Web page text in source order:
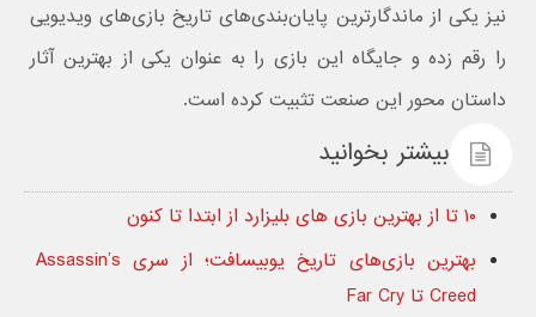
نیز یکی از ماندگارترین پایان‌بندی‌های تاریخ بازی‌های ویدیویی
را رقم زده و جایگاه این بازی را به‌ عنوان یکی از بهترین آثار
داستان‌ محور این صنعت تثبیت کرده است.
بیشتر بخوانید
۱۰ تا از بهترین بازی های بلیزارد از ابتدا تا کنون
بهترین بازی‌های تاریخ یوبیسافت؛ از سری Assassin’s
Creed تا Far Cry